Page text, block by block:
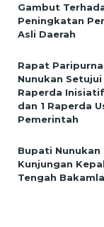
Gambut
Peningkatan
Asli Daerah
Rapat Paripurna
Nunukan Setujui
Raperda Inisiatif
dan 1 Raperda
Pemerintah
Bupati Nunukan
Kunjungan
Tengah